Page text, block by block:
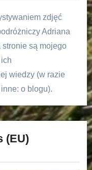
zdjęć
Adriana
stronie są mojego
wiedzy (w razie
o blogu).
(EU)